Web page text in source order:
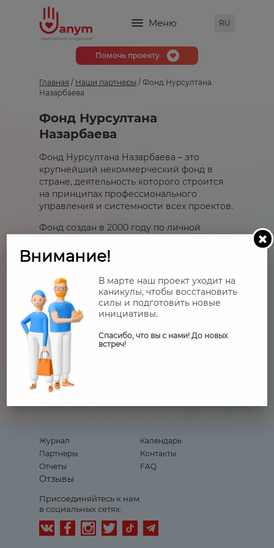
Меню RU
Помочь проекту
Главная / Наши партнеры / Фонд Нурсултана
Назарбаева
Фонд Нурсултана
Назарбаева
Фонд Нурсултана Назарбаева – это
крупнейший некоммерческий фонд в
стране, деятельность которого строится
на принципах профессионального
управления и системности всех проектов.
Фонд создан в 2000 году по личной
Сегодня мы реализуем свои проекты, с
гордостью претворяя идеи Первого
Президента Казахстана, направленные на
повышение конкурентоспособности
человеческого капитала и формирование
новой генерации казахстанцев.
Работа Фонда направлена на поддержку
талантливой молодежи, развитие
социальных проектов и гражданских
инициатив, развитие
конкурентоспособного экспертно-
аналитического центра.
Журнал
Календарь
Партнеры
Контакты
Отчеты
FAQ
Отзывы
Присоединяйтесь к нам
в социальных сетях:
Внимание!
В марте наш проект уходит на
каникулы, чтобы восстановить
силы и подготовить новые
инициативы.
Спасибо, что вы с нами! До новых
встреч!